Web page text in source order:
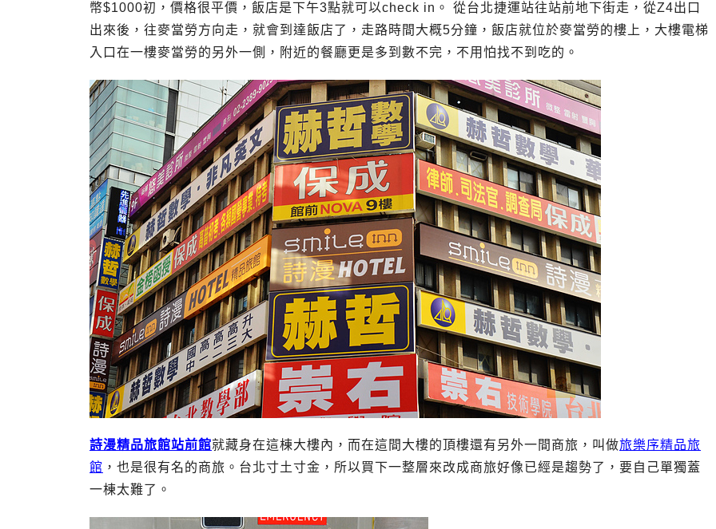
幣$1000初，價格很平價，飯店是下午3點就可以check in。 從台北捷運站往站前地下街走，從Z4出口
出來後，往麥當勞方向走，就會到達飯店了，走路時間大概5分鐘，飯店就位於麥當勞的樓上，大樓電梯
入口在一樓麥當勞的另外一側，附近的餐廳更是多到數不完，不用怕找不到吃的。
詩漫精品旅館站前館就藏身在這棟大樓內，而在這間大樓的頂樓還有另外一間商旅，叫做旅樂序精品旅
館 ，也是很有名的商旅。台北寸土寸金，所以買下一整層來改成商旅好像已經是趨勢了，要自己單獨蓋
一棟太難了。